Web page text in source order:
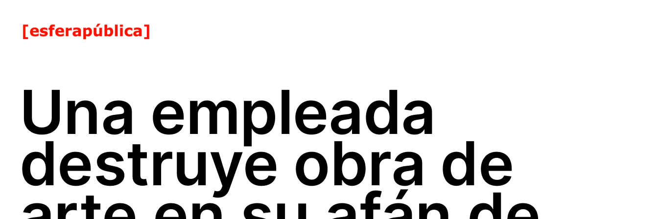
Una empleada
destruye obra de